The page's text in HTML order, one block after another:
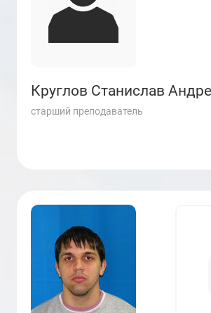
Круглов Станислав
старший преподаватель